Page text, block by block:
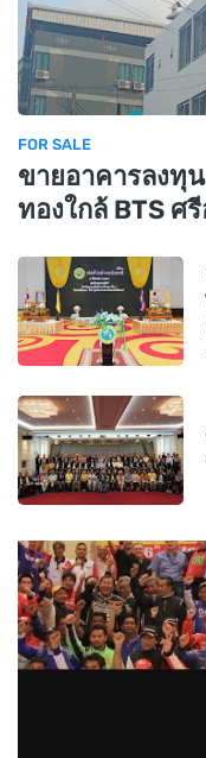
FOR SALE
ขายอาคารลงทุ
ทองใกล้ BTS ศ